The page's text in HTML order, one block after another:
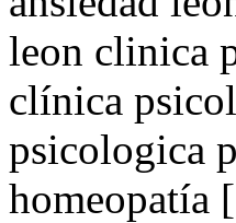
leon clinica
clínica
psicologica